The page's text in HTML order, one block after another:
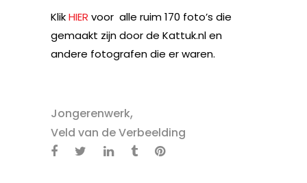
KlikHIER voor alle ruim 170 foto’s die
gemaakt zijn door de Kattuk.nl en
andere fotografen die er waren.
Jongerenwerk,
Veld van de Verbeelding